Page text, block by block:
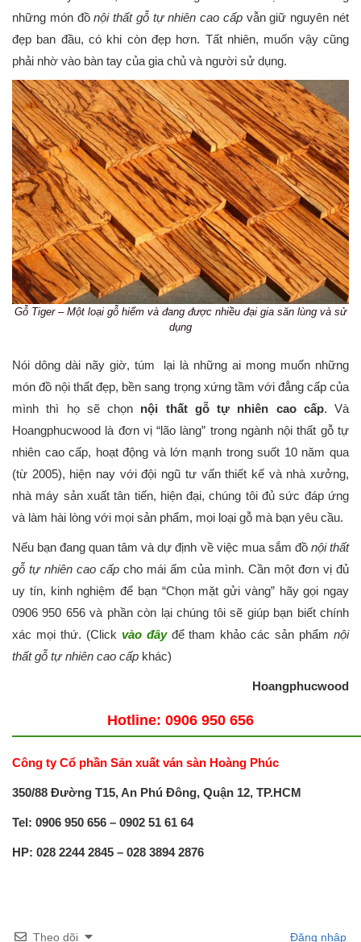
những món đồnội thất gỗ tự nhiên cao cấpvẫn giữ nguyên nét
đẹp ban đầu, có khi còn đẹp hơn. Tất nhiên, muốn vậy cũng
phải nhờ vào bàn tay của gia chủ và người sử dụng.
Gỗ Tiger – Một loại gỗ hiếm và đang được nhiều đại gia săn lùng và sử
dụng
Nói dông dài nãy giờ, túm lại là những ai mong muốn những
món đồ nội thất đẹp, bền sang trọng xứng tầm với đẳng cấp của
mình thì họ sẽ chọn nội thất gỗ tự nhiên cao cấp. Và
Hoangphucwood là đơn vị “lão làng” trong ngành nội thất gỗ tự
nhiên cao cấp, hoạt động và lớn mạnh trong suốt 10 năm qua
(từ 2005), hiện nay với đội ngũ tư vấn thiết kế và nhà xưởng,
nhà máy sản xuất tân tiến, hiện đại, chúng tôi đủ sức đáp ứng
và làm hài lòng với mọi sản phẩm, mọi loại gỗ mà bạn yêu cầu.
Nếu bạn đang quan tâm và dự định về việc mua sắm đồ nội thất
gỗ tự nhiên cao cấp cho mái ấm của mình. Cần một đơn vị đủ
uy tín, kinh nghiệm để bạn “Chọn mặt gửi vàng” hãy gọi ngay
0906 950 656 và phần còn lại chúng tôi sẽ giúp bạn biết chính
xác mọi thứ. (Click vào đâyđể tham khảo các sản phẩmnội
thất gỗ tự nhiên cao cấp khác)
Hoangphucwood
Hotline: 0906 950 656
Công ty Cổ phần Sản xuất ván sàn Hoàng Phúc
350/88 Đường T15, An Phú Đông, Quận 12, TP.HCM
Tel: 0906 950 656 – 0902 51 61 64
HP: 028 2244 2845 – 028 3894 2876
Theo dõi Đăng nhập